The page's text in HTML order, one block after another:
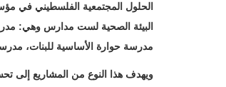
البيئة ‏الصحية لست مدارس وهي:
مدرسة حوارة الأساسية للبنات،
ويهدف هذا ‏النوع من ‏المشاريع إلى